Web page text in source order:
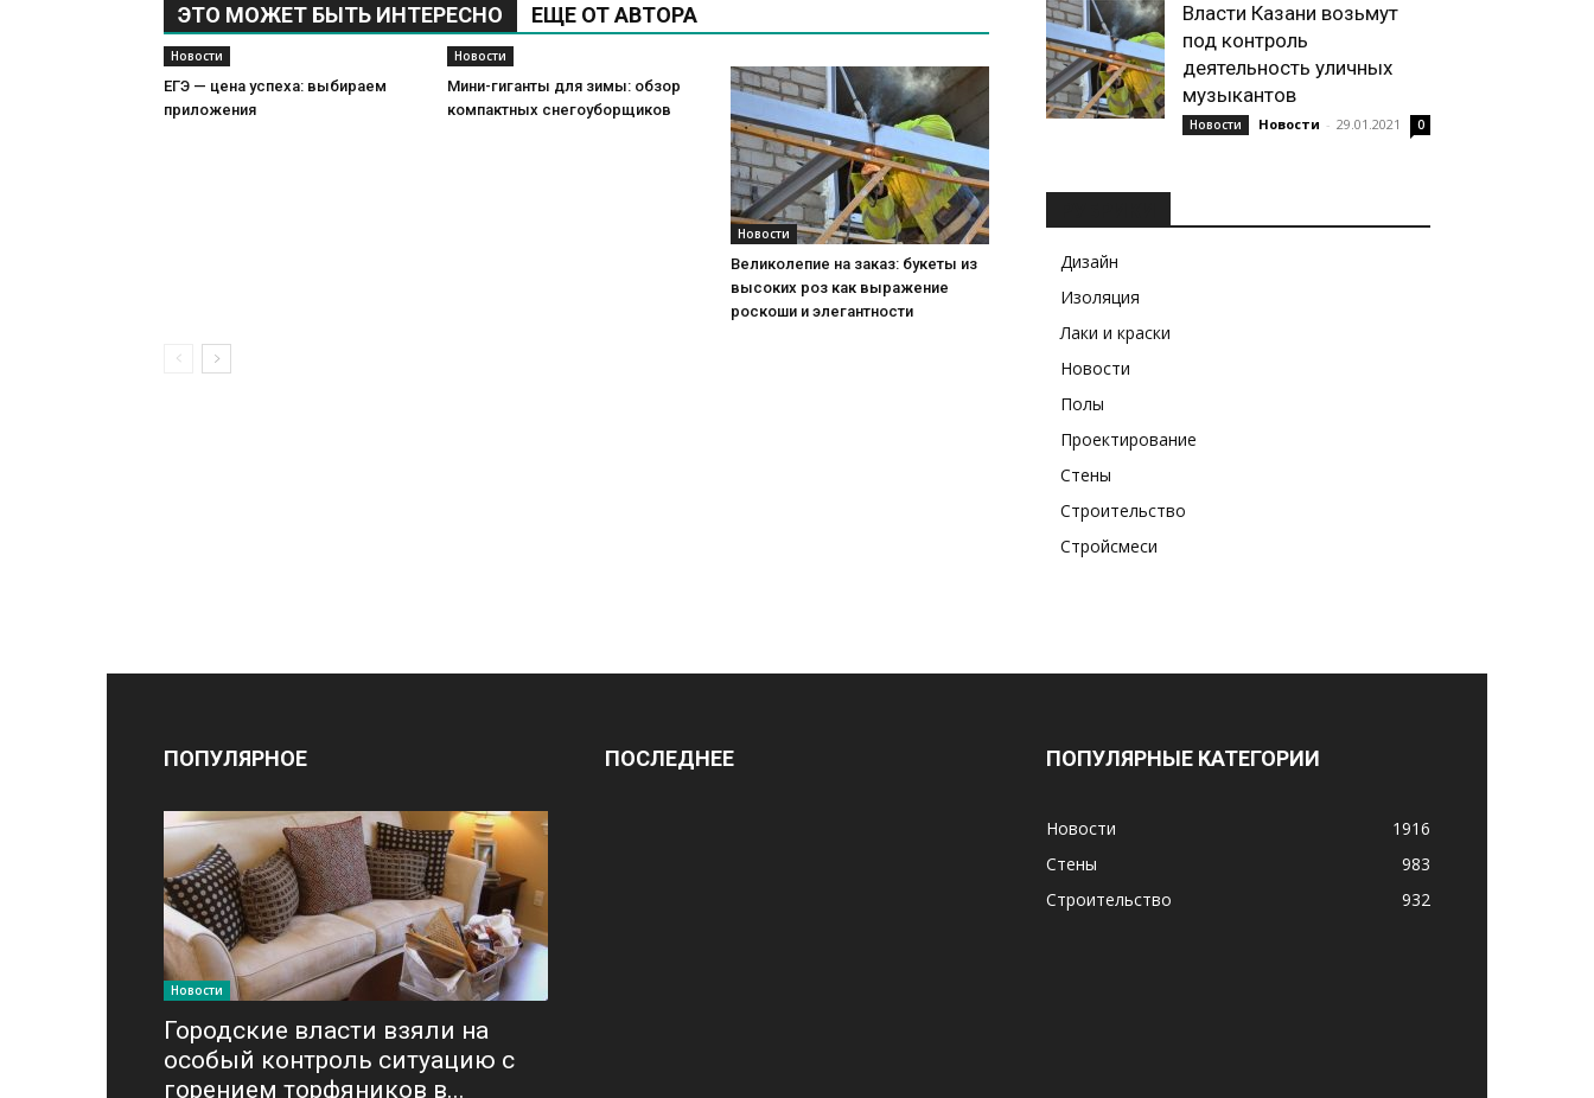
ЭТО МОЖЕТ БЫТЬ ИНТЕРЕСНО ЕЩЕ ОТ АВТОРА
Новости
ЕГЭ — цена успеха: выбираем
приложения
Новости
Мини-гиганты для зимы: обзор
компактных снегоуборщиков
Новости
Великолепие на заказ: букеты из
высоких роз как выражение
роскоши и элегантности
Власти Казани возьмут
под контроль
деятельность уличных
музыкантов
Новости Новости - 29.01.2021 0
Дизайн
Изоляция
Лаки и краски
Новости
Полы
Проектирование
Стены
Строительство
Стройсмеси
ПОПУЛЯРНОЕ
Новости
Городские власти взяли на
особый контроль ситуацию с
горением торфяников в...
ПОСЛЕДНЕЕ ПОПУЛЯРНЫЕ КАТЕГОРИИ
Новости
1916
Стены
983
Строительство
932